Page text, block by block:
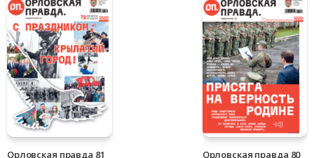
Орловская правда 81 Орловская правда 80